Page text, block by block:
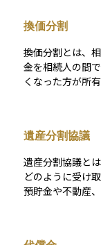
他の相続人に代
あります。現物
相続財産をでき
用されますが、
われる必要があ
換価分割
換価分割とは、
金を相続人の間
くなった方が所
選ばれることがあります。 この方法は、
いときや、相続
効です。ただし
税などの税金が
への相談が重要
遺産分割協議
遺産分割協議と
どのように受け
預貯金や不動産